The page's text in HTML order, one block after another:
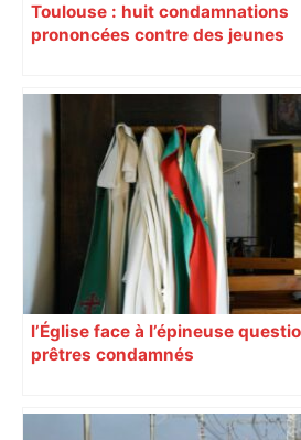
Toulouse : huit condamnations
prononcées contre des jeunes
l’Église face à l’épineuse
prêtres condamnés